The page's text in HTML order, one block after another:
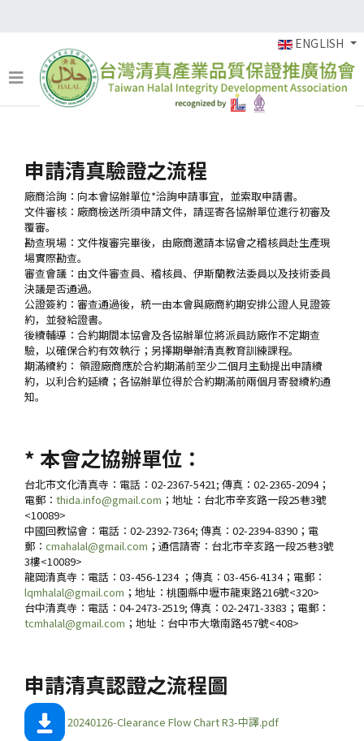
ENGLISH
驗證程序
10 May 2012
申請清真驗證之流程
廠商洽詢：向本會協辦單位*洽詢申請事宜，並索取申請書。
文件審核：廠商檢送所須申請文件，請逕寄各協辦單位進行初審及
覆審。
勘查現場：文件複審完畢後，由廠商邀請本協會之稽核員赴生產現
場實際勘查。
審查會議：由文件審查員、稽核員、伊斯蘭教法委員以及技術委員
決議是否通過。
公證簽約：審查通過後，統一由本會與廠商約期安排公證人見證簽
約，並發給證書。
後續輔導：合約期間本協會及各協辦單位將派員訪廠作不定期查
驗，以確保合約有效執行；另擇期舉辦清真教育訓練課程。
期滿續約： 領證廠商應於合約期滿前至少二個月主動提出申請續
約，以利合約延續；各協辦單位得於合約期滿前兩個月寄發續約通
知。
* 本會之協辦單位：
台北市文化清真寺：電話：02-2367-5421; 傳真：02-2365-2094；
電郵：thida.info@gmail.com ；地址：台北市辛亥路一段25巷3號
<10089>
中國回教協會：電話：02-2392-7364; 傳真：02-2394-8390；電
郵：cmahalal@gmail.com ；通信請寄：台北市辛亥路一段25巷3號
3樓<10089>
龍岡清真寺：電話：03-456-1234 ；傳真：03-456-4134；電郵：
lqmhalal@gmail.com ；地址：桃園縣中壢市龍東路216號<320>
台中清真寺：電話：04-2473-2519; 傳真：02-2471-3383；電郵：
tcmhalal@gmail.com ；地址：台中市大墩南路457號<408>
申請清真認證之流程圖
20240126-Clearance Flow Chart R3-中譯.pdf